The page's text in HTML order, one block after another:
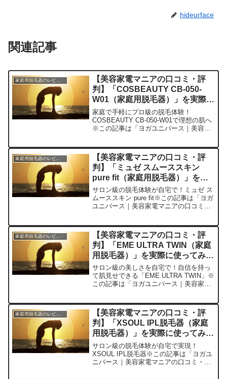
hideurface
関連記事
家庭用脱毛器のレビュー
【美容家電マニアの口コミ・評
判】「COSBEAUTY CB-050-
W01（家庭用脱毛器）」を実際に
使ってみた正直感想
家庭で手軽にプロ級の脱毛体験！
COSBEAUTY CB-050-W01で理想の肌へ
※この記事は「ヨガユニバース｜美容家
日、編集部が紹介したいのが
「COSBEAUTY C...
【美容家電マニアの口コミ・評
判】「ミュゼ スムーススキン
pure fit（家庭用脱毛器）」を実
際に使ってみた正直感想
サロン級の脱毛体験が自宅で！ミュゼ ス
ムーススキン pure fit※この記事は「ヨガ
ユニバース｜美容家電マニアの口コミ・
たいのが「ミュゼ スムーススキン pure
f...
家庭用脱毛器のレビュー
【美容家電マニアの口コミ・評
判】「EME ULTRA TWIN（家庭
用脱毛器）」を実際に使ってみた
正直感想
サロン級の美しさを自宅で！自信を持っ
て肌見せできる「EME ULTRA TWIN」※
この記事は「ヨガユニバース｜美容家電
日、編集部が紹介したいのが「EME
ULTRA T...
家庭用脱毛器のレビュー
【美容家電マニアの口コミ・評
判】「XSOUL IPL脱毛器（家庭
用脱毛器）」を実際に使ってみた
正直感想
サロン級の脱毛体験が自宅で実現！
XSOUL IPL脱毛器※この記事は「ヨガユ
ニバース｜美容家電マニアの口コミ・評